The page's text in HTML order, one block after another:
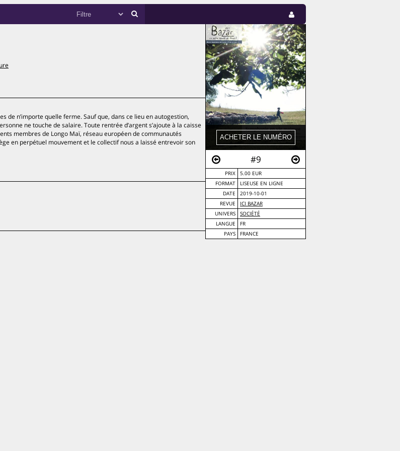
#9
PRIX
5.00 EUR
FORMAT
LISEUSE EN LIGNE
DATE
2019-10-01
REVUE
ICI BAZAR
UNIVERS
SOCIÉTÉ
LANGUE
FR
PAYS
FRANCE
de n’importe quelle ferme. Sauf que, dans ce lieu en autogestion,
ne touche de salaire. Toute rentrée d’argent s’ajoute à la caisse
membres de Longo Maï, réseau européen de communautés
en perpétuel mouvement et le collectif nous a laissé entrevoir son